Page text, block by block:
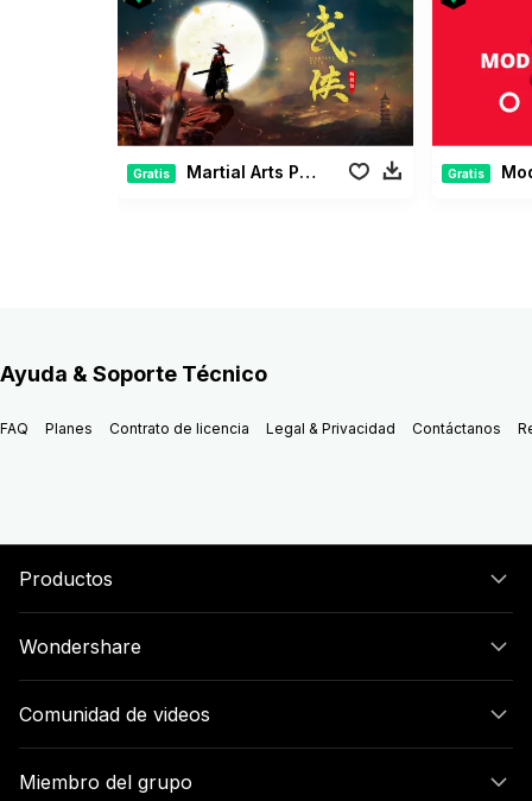
Gratis Martial Arts Pack Gratis
Ayuda & Soporte Técnico
FAQ Planes Contrato de licencia Legal & Privacidad Contáctanos
Productos
Wondershare
Comunidad de videos
Miembro del grupo